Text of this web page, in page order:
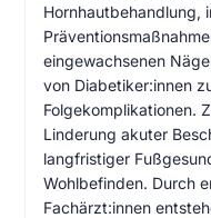
Hornhautbehandlung,
eingewachsenen
von Diabetiker:innen
Folgekomplikationen.
Linderung akuter
langfristiger
Wohlbefinden. Durch
Fachärzt:innen